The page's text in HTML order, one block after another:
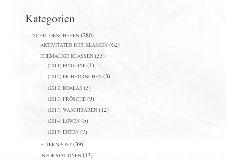
Kategorien
SCHULGESCHEHEN(280)
AKTIVITÄTEN DER KLASSEN(62)
EHEMALIGE KLASSEN(33)
(2011) PINGUINE(1)
(2012) EICHHÖRNCHEN(3)
(2012) KOALAS (3)
(2013) FRÖSCHE(9)
(2013) WASCHBÄREN(12)
(2014) LÖWEN(5)
(2015) ENTEN(7)
ELTERNPOST(39)
INFORMATIONEN(13)